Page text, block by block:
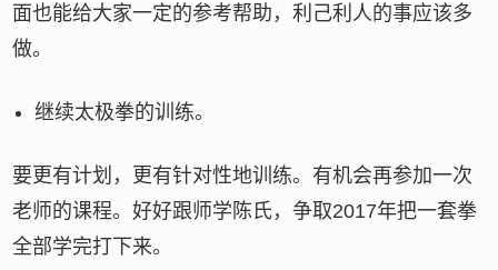
面也能给大家一定的参考帮助，利己利人的事应该多
做。
继续太极拳的训练。
要更有计划，更有针对性地训练。有机会再参加一次
老师的课程。好好跟师学陈氏，争取2017年把一套拳
全部学完打下来。